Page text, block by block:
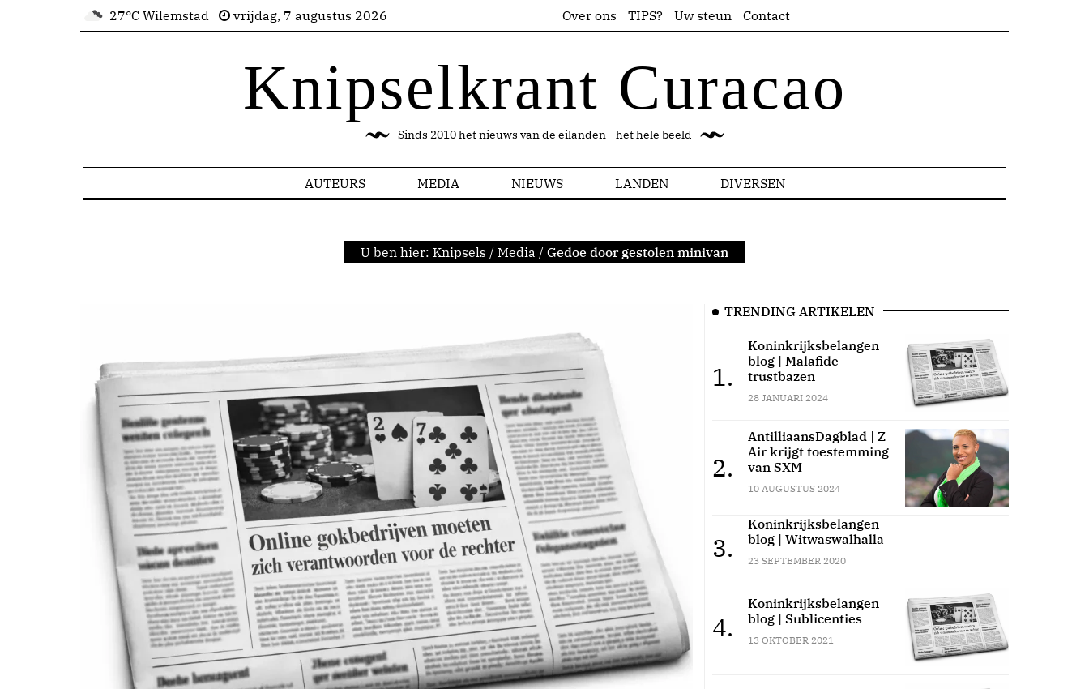
27°C Wilemstad vrijdag, 7 augustus 2026 Over ons TIPS? Uw steun Contact
Knipselkrant Curacao
Sinds 2010 het nieuws van de eilanden - het hele beeld
AUTEURS MEDIA NIEUWS LANDEN DIVERSEN
U ben hier: Knipsels / Media / Gedoe door gestolen minivan
TRENDING ARTIKELEN
1.
Koninkrijksbelangen
blog | Malafide
trustbazen
28 JANUARI 2024
2.
AntilliaansDagblad | Z
Air krijgt toestemming
van SXM
10 AUGUSTUS 2024
3.
Koninkrijksbelangen
blog | Witwaswalhalla
23 SEPTEMBER 2020
4.
Koninkrijksbelangen
blog | Sublicenties
13 OKTOBER 2021